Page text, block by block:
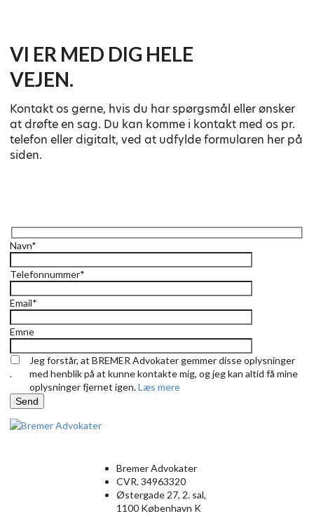
POSITIVLISTEN"
VI ER MED DIG HELE
VEJEN.
Kontakt os gerne, hvis du har spørgsmål eller ønsker
at drøfte en sag. Du kan komme i kontakt med os pr.
telefon eller digitalt, ved at udfylde formularen her på
siden.
Navn*
Telefonnummer*
Email*
Emne
.
Jeg forstår, at BREMER Advokater gemmer disse oplysninger
med henblik på at kunne kontakte mig, og jeg kan altid få mine
oplysninger fjernet igen.Læs mere
Send
Bremer Advokater
CVR. 34963320
Østergade 27, 2. sal,
1100 København K